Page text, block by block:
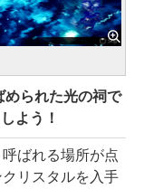
められた光の祠で
よう！
ばれる場所が点
リスタルを入手